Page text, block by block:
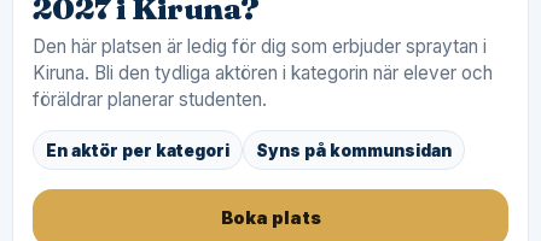
2027 i Kiruna?
Den här platsen är ledig för dig som erbjuder spraytan i
Kiruna. Bli den tydliga aktören i kategorin när elever och
föräldrar planerar studenten.
En aktör per kategori Syns på kommunsidan
Boka plats